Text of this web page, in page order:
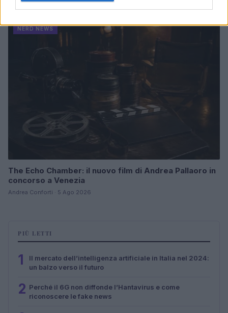
NERD NEWS
The Echo Chamber: il nuovo film di Andrea Pallaoro in
concorso a Venezia
Andrea Conforti · 5 Ago 2026
PIÙ LETTI
1
Il mercato dell’intelligenza artificiale in Italia nel 2024:
un balzo verso il futuro
2 Perché il 6G non diffonde l’Hantavirus e come
riconoscere le fake news